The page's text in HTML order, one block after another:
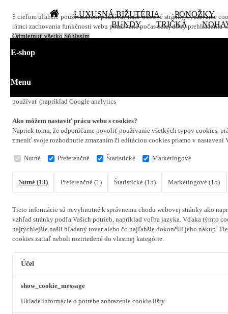
S cieľom uľahčiť používateľom používať naše webové stránky využívame
rámci zachovania funkčnosti webu používané počas celej doby prehliadania
Odmietnuť všetko Súhlasím
Zavrieť
Čo sú cookies?
používať (napríklad Google analytics
Ako môžem nastaviť prácu webu s cookies?
Napriek tomu, že odporúčame povoliť používanie všetkých typov cookies,
zmeniť svoje rozhodnutie zmazaním či editáciou cookies priamo v nastavení
Nutné Preferenčné Štatistické Marketingové
Nutné (13) Preferenčné (1) Štatistické (15) Marketingové (15)
Tieto informácie sú nevyhnutné k správnemu chodu webovej stránky ako
vzhľad stránky podľa Vašich potrieb, napríklad voľba jazyka. Vďaka týmto
najrýchlejšie našli hľadaný tovar alebo čo najľahšie dokončili jeho nákup.
cookies zatiaľ neboli roztriedené do vlastnej kategórie.
Účel
show_cookie_message
Ukladá informácie o potrebe zobrazenia cookie lišty
LUXUSNÁ BIŽUTÉRIA
PONOŽKY
BUNDY
TRIČKÁ
E-shop
Menu